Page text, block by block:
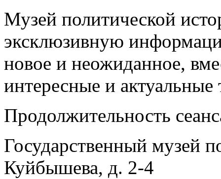
Музей политической
эксклюзивную
новое и неожиданное,
интересные и
Продолжительность
Государственный музей
Куйбышева, д. 2-4